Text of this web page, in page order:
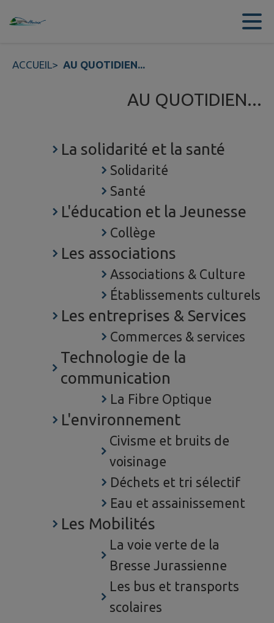
Contenu
ACCUEIL> AU QUOTIDIEN...
AU QUOTIDIEN...
La solidarité et la santé
Solidarité
Santé
L'éducation et la Jeunesse
Collège
Les associations
Associations & Culture
Établissements culturels
Les entreprises & Services
Commerces & services
Technologie de la
communication
La Fibre Optique
L'environnement
Civisme et bruits de
voisinage
Déchets et tri sélectif
Eau et assainissement
Les Mobilités
La voie verte de la
Bresse Jurassienne
Les bus et transports
scolaires